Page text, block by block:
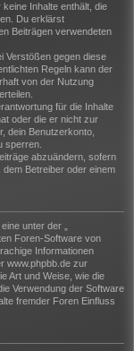
Inhalte enthält, die
Du erklärst
Beiträgen verwendeten
Verstößen gegen diese
Regeln kann der
von der Nutzung
für die Inhalte
oder die er nicht zur
dein Benutzerkonto,
sperren.
abzuändern, sofern
Betreiber oder einem
unter der „
Foren-Software von
Informationen
www.phpbb.de zur
Art und Weise, wie die
Verwendung der Software
fremder Foren Einfluss